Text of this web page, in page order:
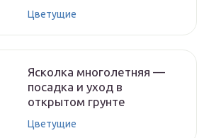
Цветущие
Ясколка многолетняя —
посадка и уход в
открытом грунте
Цветущие